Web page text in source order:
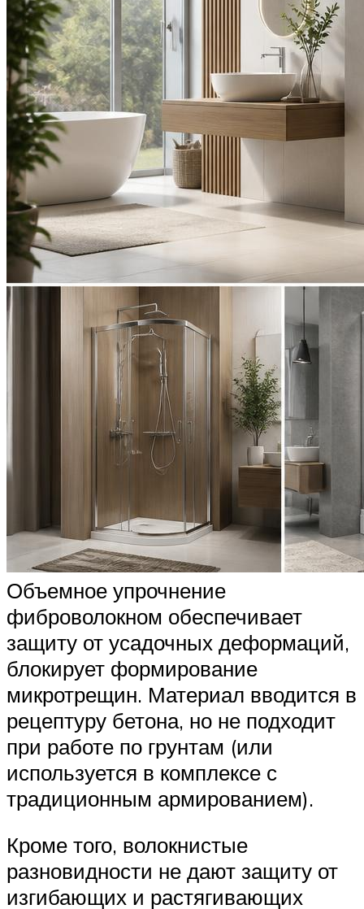
Объемное упрочнение
фиброволокном обеспечивает
защиту от усадочных деформаций,
блокирует формирование
микротрещин. Материал вводится в
рецептуру бетона, но не подходит
при работе по грунтам (или
используется в комплексе с
традиционным армированием).
Кроме того, волокнистые
разновидности не дают защиту от
изгибающих и растягивающих